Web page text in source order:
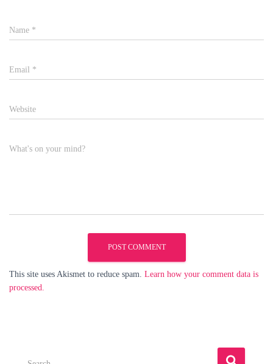
Name *
Email *
Website
What's on your mind?
This site uses Akismet to reduce spam. Learn how your comment data is
processed.
S